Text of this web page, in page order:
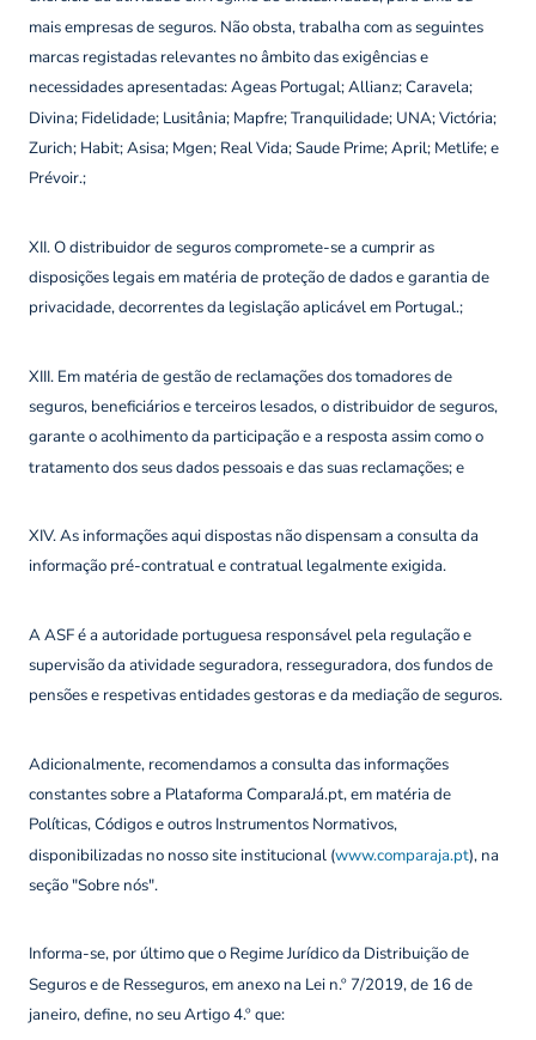
mais empresas de seguros. Não obsta, trabalha com as seguintes
marcas registadas relevantes no âmbito das exigências e
necessidades apresentadas: Ageas Portugal; Allianz; Caravela;
Divina; Fidelidade; Lusitânia; Mapfre; Tranquilidade; UNA; Victória;
Zurich; Habit; Asisa; Mgen; Real Vida; Saude Prime; April; Metlife; e
Prévoir.;
XII. O distribuidor de seguros compromete-se a cumprir as
disposições legais em matéria de proteção de dados e garantia de
privacidade, decorrentes da legislação aplicável em Portugal.;
XIII. Em matéria de gestão de reclamações dos tomadores de
seguros, beneficiários e terceiros lesados, o distribuidor de seguros,
garante o acolhimento da participação e a resposta assim como o
tratamento dos seus dados pessoais e das suas reclamações; e
XIV. As informações aqui dispostas não dispensam a consulta da
informação pré-contratual e contratual legalmente exigida.
A ASF é a autoridade portuguesa responsável pela regulação e
supervisão da atividade seguradora, resseguradora, dos fundos de
pensões e respetivas entidades gestoras e da mediação de seguros.
Adicionalmente, recomendamos a consulta das informações
constantes sobre a Plataforma ComparaJá.pt, em matéria de
Políticas, Códigos e outros Instrumentos Normativos,
disponibilizadas no nosso site institucional (www.comparaja.pt), na
seção "Sobre nós".
Informa-se, por último que o Regime Jurídico da Distribuição de
Seguros e de Resseguros, em anexo na Lei n.º 7/2019, de 16 de
janeiro, define, no seu Artigo 4.º que: